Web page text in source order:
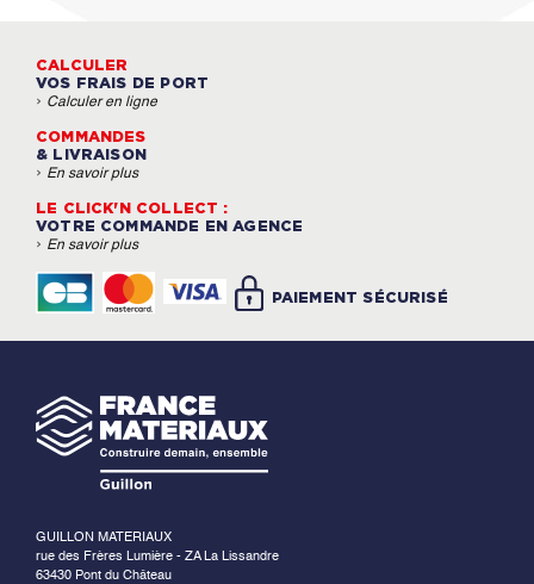
CALCULER
VOS FRAIS DE PORT
› Calculer en ligne
COMMANDES
& LIVRAISON
› En savoir plus
LE CLICK'N COLLECT :
VOTRE COMMANDE EN AGENCE
› En savoir plus
PAIEMENT SÉCURISÉ
GUILLON MATERIAUX
rue des Frères Lumière - ZA La Lissandre
63430 Pont du Château